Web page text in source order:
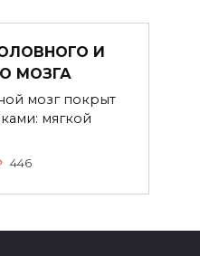
И
МОЗГА
мозг покрыт
мягкой
446